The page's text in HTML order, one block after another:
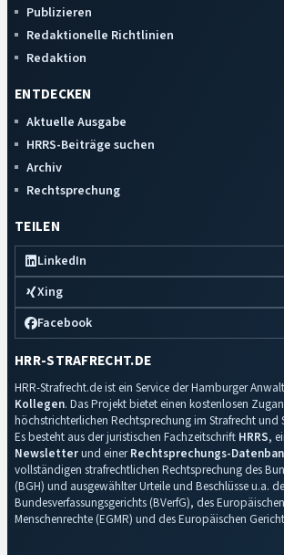
Publizieren
Redaktionelle Richtlinien
Redaktion
ENTDECKEN
Aktuelle Ausgabe
HRRS-Beiträge suchen
Archiv
Rechtsprechung
TEILEN
LinkedIn
Xing
Facebook
HRR-STRAFRECHT.DE
HRR-Strafrecht.de ist ein Service der Hamburger
Kollegen. Das Projekt bietet einen kostenlosen
höchstrichterlichen Rechtsprechung im Strafrecht und
Es besteht aus der juristischen Fachzeitschrift HRRS,
Newsletterund einerRechtsprechungs-
vollständigen strafrechtlichen Rechtsprechung des
(BGH) und ausgewählter Urteile und Beschlüsse u.a.
Bundesverfassungsgerichts (BVerfG), des
Menschenrechte (EGMR) und des Europäischen